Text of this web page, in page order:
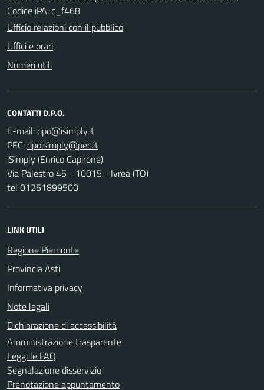
Codice iPA: c_f468
Ufficio relazioni con il pubblico
Uffici e orari
Numeri utili
CONTATTI D.P.O.
E-mail:
PEC:
iSimply (Enrico Capirone)
Via Palestro 45 - 10015 - Ivrea (TO)
tel 01251899500
LINK UTILI
Regione Piemonte
Provincia Asti
Informativa privacy
Note legali
Dichiarazione di accessibilità
Amministrazione trasparente
Leggi le FAQ
Segnalazione disservizio
Prenotazione appuntamento